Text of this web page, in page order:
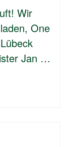
Wir
One
Jan …